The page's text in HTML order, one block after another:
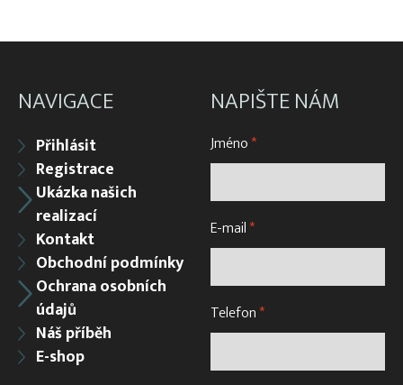
NAVIGACE
Přihlásit
Registrace
Ukázka našich
realizací
Kontakt
Obchodní podmínky
Ochrana osobních
údajů
Náš příběh
E-shop
NAPIŠTE NÁM
Jméno*
E-mail*
Telefon*